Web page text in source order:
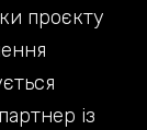
проєкту
із